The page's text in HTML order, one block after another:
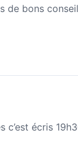
de bons
c’est écris